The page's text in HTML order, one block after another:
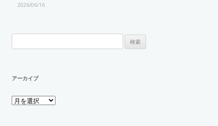
2026/06/16
索:
アーカイブ
ア
ー